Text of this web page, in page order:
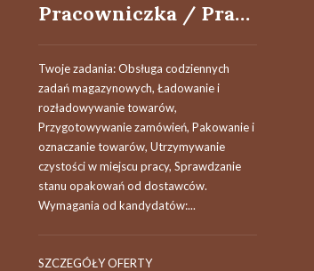
Pracowniczka / Pracownik magazynu z uprawnieniami UDT (M/K)
Twoje zadania: Obsługa codziennych
zadań magazynowych, Ładowanie i
rozładowywanie towarów,
Przygotowywanie zamówień, Pakowanie i
oznaczanie towarów, Utrzymywanie
czystości w miejscu pracy, Sprawdzanie
stanu opakowań od dostawców.
Wymagania od kandydatów:...
SZCZEGÓŁY OFERTY